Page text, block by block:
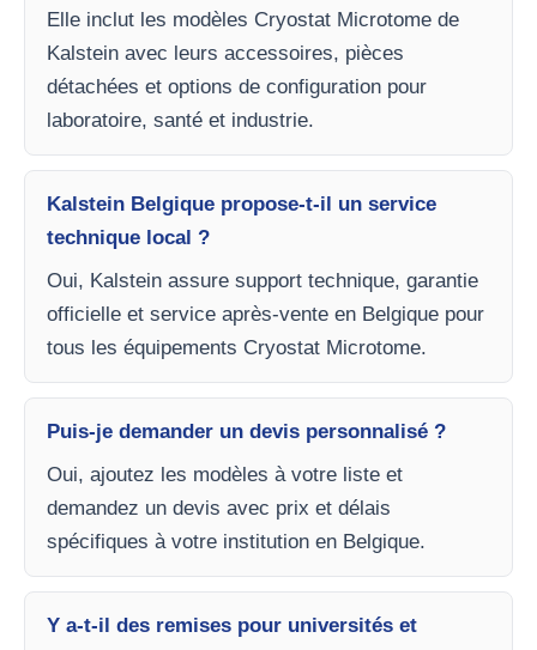
Elle inclut les modèles Cryostat Microtome de
Kalstein avec leurs accessoires, pièces
détachées et options de configuration pour
laboratoire, santé et industrie.
Kalstein Belgique propose-t-il un service
technique local ?
Oui, Kalstein assure support technique, garantie
officielle et service après-vente en Belgique pour
tous les équipements Cryostat Microtome.
Puis-je demander un devis personnalisé ?
Oui, ajoutez les modèles à votre liste et
demandez un devis avec prix et délais
spécifiques à votre institution en Belgique.
Y a-t-il des remises pour universités et